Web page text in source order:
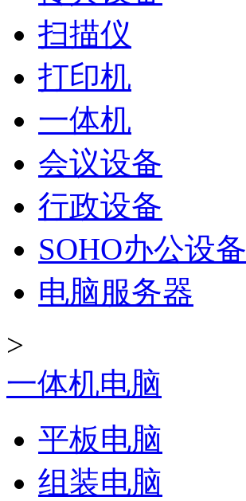
扫描仪
打印机
一体机
会议设备
行政设备
SOHO办公设备
电脑服务器
>
一体机电脑
平板电脑
组装电脑